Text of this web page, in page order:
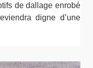
de dallage enrobé
digne d’une